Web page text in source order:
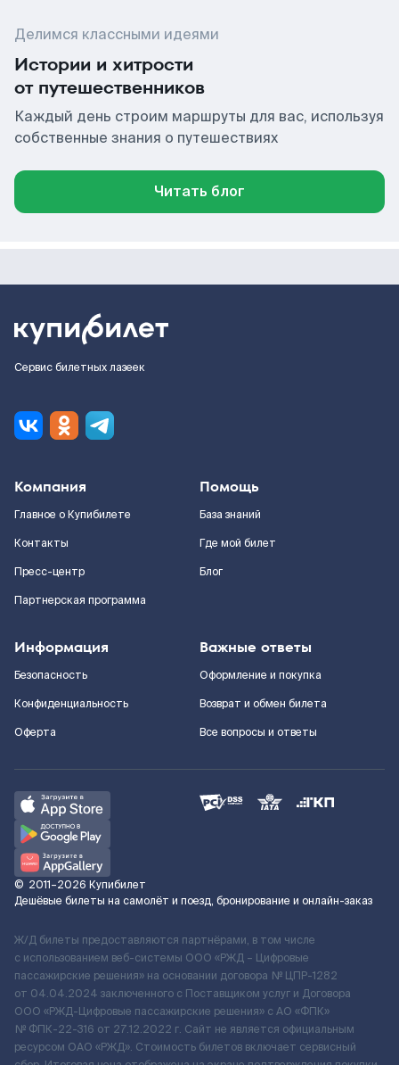
Делимся классными идеями
Истории и хитрости
от путешественников
Каждый день строим маршруты для вас, используя
собственные знания о путешествиях
Читать блог
Сервис билетных лазеек
Компания
Главное о Купибилете
Контакты
Пресс-центр
Партнерская программа
Помощь
База знаний
Где мой билет
Блог
Информация
Безопасность
Конфиденциальность
Оферта
Важные ответы
Оформление и покупка
Возврат и обмен билета
Все вопросы и ответы
© 2011–2026 Купибилет
Дешёвые билеты на самолёт и поезд, бронирование и онлайн-заказ
Ж/Д билеты предоставляются партнёрами, в том числе
с использованием веб-системы ООО «РЖД – Цифровые
пассажирские решения» на основании договора № ЦПР-1282
от 04.04.2024 заключенного с Поставщиком услуг и Договора
ООО «РЖД-Цифровые пассажирские решения» c АО «ФПК»
№ ФПК-22-316 от 27.12.2022 г. Сайт не является официальным
ресурсом ОАО «РЖД». Стоимость билетов включает сервисный